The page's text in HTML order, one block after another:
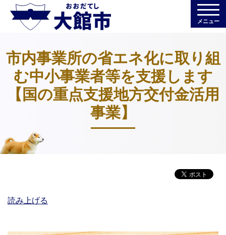
メニュー
市内事業所の省エネ化に取り組
む中小事業者等を支援します
【国の重点支援地方交付金活用
事業】
読み上げる